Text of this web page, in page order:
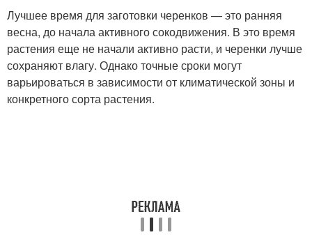
Лучшее время для заготовки черенков — это ранняя
весна, до начала активного сокодвижения. В это время
растения еще не начали активно расти, и черенки лучше
сохраняют влагу. Однако точные сроки могут
варьироваться в зависимости от климатической зоны и
конкретного сорта растения.